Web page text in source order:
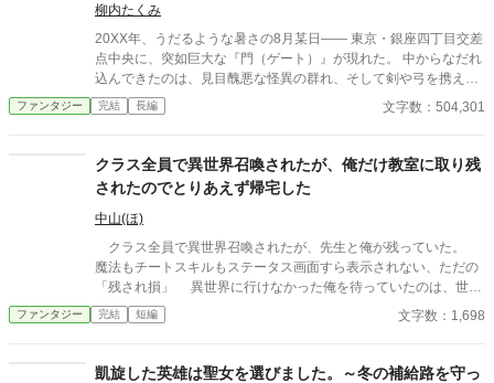
柳内たくみ
20XX年、うだるような暑さの8月某日―― 東京・銀座四丁目交差
点中央に、突如巨大な『門（ゲート）』が現れた。 中からなだれ
込んできたのは、見目醜悪な怪異の群れ、そして剣や弓を携えた
謎の軍勢。 彼らは何の躊躇いもなく、奇声と雄叫びを上げなが
ら、そこで戸惑う人々を殺戮しはじめる。 無慈悲で凄惨な殺戮劇
も、誰もがこの状況になすすべもなく混乱するばかりだった。
「皇居だ！ 皇居に逃げるんだ！」 ただ、一人を除いて―― これ
は、たまたま現場に居合わせたオタク自衛官が、 たまたま人々を
救い出し、たまたま英雄になっちゃうまでを描いた、7日間の壮
絶な物語。
ファンタジー 完結 長編 文字数：504,301
クラス全員で異世界召喚されたが、俺だけ教室に取り残
されたのでとりあえず帰宅した
中山(ほ)
クラス全員で異世界召喚されたが、先生と俺が残っていた。
魔法もチートスキルもステータス画面すら表示されない、ただの
「残され損」 異世界に行けなかった俺を待っていたのは、世知
辛い現実だった。 AI使用状況 GoogleのGeminiさん使ってます〜
誤字脱字チェックと調べ物お願いしてます
ファンタジー 完結 短編 文字数：1,698
凱旋した英雄は聖女を選びました。～冬の補給路を守っ